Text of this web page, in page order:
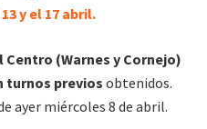
y el 17 abril.
(Warnes y Cornejo)
turnos previos obtenidos.
ayer miércoles 8 de abril.